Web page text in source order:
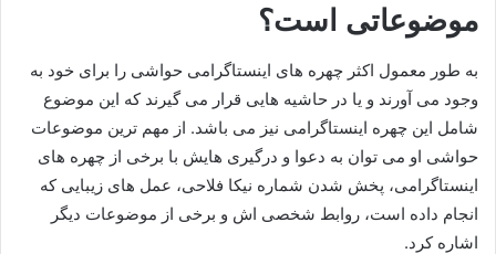
موضوعاتی است؟
به طور معمول اکثر چهره های اینستاگرامی حواشی را برای خود به
وجود می‌ آورند و یا در حاشیه هایی قرار می‌ گیرند که این موضوع
شامل این چهره اینستاگرامی نیز می باشد. از مهم ترین موضوعات
حواشی او می توان به دعوا و درگیری هایش با برخی از چهره های
اینستاگرامی، پخش شدن شماره نیکا فلاحی، عمل های زیبایی که
انجام داده است، روابط شخصی اش و برخی از موضوعات دیگر
اشاره کرد.